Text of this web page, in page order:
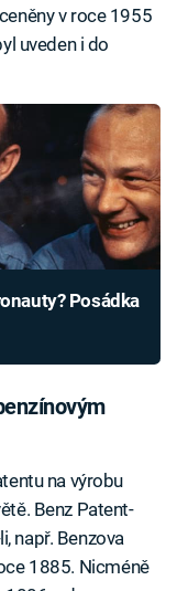
v roce 1955
uveden i do
Posádka
na výrobu
Benz Patent-
např. Benzova
1885. Nicméně